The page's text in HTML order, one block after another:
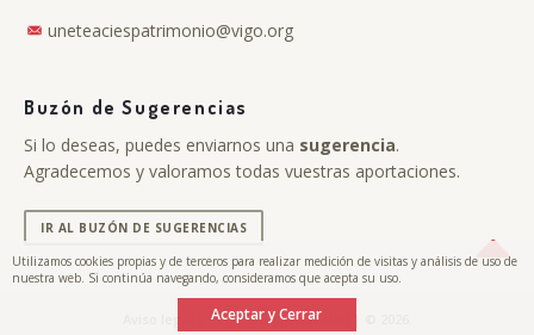
uneteaciespatrimonio@vigo.org
Buzón de Sugerencias
Si lo deseas, puedes enviarnos una sugerencia.
Agradecemos y valoramos todas vuestras aportaciones.
IR AL BUZÓN DE SUGERENCIAS
Aviso legal y Política de privacidad
Utilizamos cookies propias y de terceros para realizar medición de visitas y análisis de uso de
nuestra web. Si continúa navegando, consideramos que acepta su uso.
Aceptar y Cerrar